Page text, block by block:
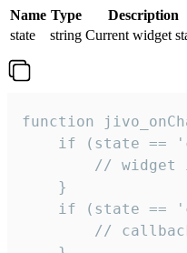
Name Type
Description
state
string Current widget
function
if (state ==
// widget
    }
if (state ==
//